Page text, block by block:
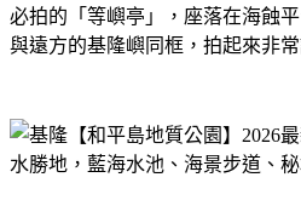
必拍的「等嶼亭」，座落在海蝕
與遠方的基隆嶼同框，拍起來非